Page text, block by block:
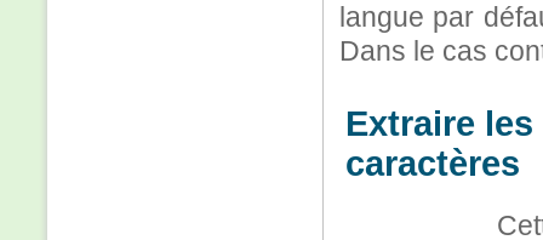
langue par
Dans le cas
Extraire
caractères